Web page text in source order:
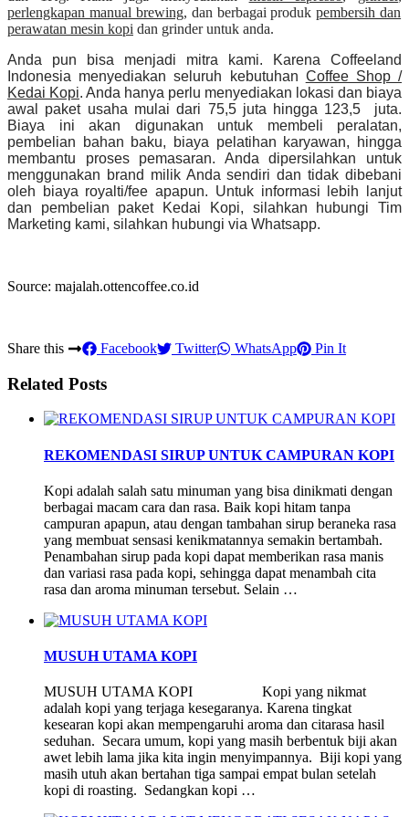
perlengkapan manual brewing, dan berbagai produkpembersih dan
perawatan mesin kopi dan grinder untuk anda.
Anda pun bisa menjadi mitra kami. Karena Coffeeland
Indonesia menyediakan seluruh kebutuhan Coffee Shop /
Kedai Kopi. Anda hanya perlu menyediakan lokasi dan biaya
awal paket usaha mulai dari 75,5 juta hingga 123,5 juta.
Biaya ini akan digunakan untuk membeli peralatan,
pembelian bahan baku, biaya pelatihan karyawan, hingga
membantu proses pemasaran. Anda dipersilahkan untuk
menggunakan brand milik Anda sendiri dan tidak dibebani
oleh biaya royalti/fee apapun. Untuk informasi lebih lanjut
dan pembelian paket Kedai Kopi, silahkan hubungi Tim
Marketing kami, silahkan hubungi via Whatsapp.
Source: majalah.ottencoffee.co.id
Share this Facebook Twitter WhatsApp Pin It
Related Posts
REKOMENDASI SIRUP UNTUK CAMPURAN KOPI
Kopi adalah salah satu minuman yang bisa dinikmati dengan
berbagai macam cara dan rasa. Baik kopi hitam tanpa
campuran apapun, atau dengan tambahan sirup beraneka rasa
yang membuat sensasi kenikmatannya semakin bertambah.
Penambahan sirup pada kopi dapat memberikan rasa manis
dan variasi rasa pada kopi, sehingga dapat menambah cita
rasa dan aroma minuman tersebut. Selain …
MUSUH UTAMA KOPI
MUSUH UTAMA KOPI Kopi yang nikmat
adalah kopi yang terjaga kesegaranya. Karena tingkat
kesearan kopi akan mempengaruhi aroma dan citarasa hasil
seduhan. Secara umum, kopi yang masih berbentuk biji akan
awet lebih lama jika kita ingin menyimpannya. Biji kopi yang
masih utuh akan bertahan tiga sampai empat bulan setelah
kopi di roasting. Sedangkan kopi …